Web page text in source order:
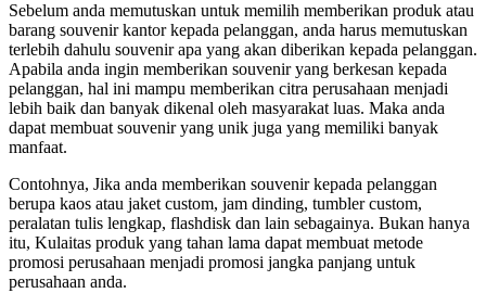
Sebelum anda memutuskan untuk memilih memberikan produk atau
barang souvenir kantor kepada pelanggan, anda harus memutuskan
terlebih dahulu souvenir apa yang akan diberikan kepada pelanggan.
Apabila anda ingin memberikan souvenir yang berkesan kepada
pelanggan, hal ini mampu memberikan citra perusahaan menjadi
lebih baik dan banyak dikenal oleh masyarakat luas. Maka anda
dapat membuat souvenir yang unik juga yang memiliki banyak
manfaat.
Contohnya, Jika anda memberikan souvenir kepada pelanggan
berupa kaos atau jaket custom, jam dinding, tumbler custom,
peralatan tulis lengkap, flashdisk dan lain sebagainya. Bukan hanya
itu, Kulaitas produk yang tahan lama dapat membuat metode
promosi perusahaan menjadi promosi jangka panjang untuk
perusahaan anda.